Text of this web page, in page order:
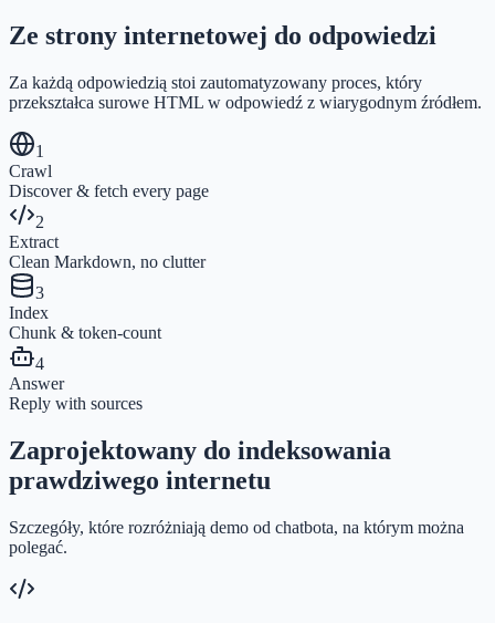
Ze strony internetowej do odpowiedzi
Za każdą odpowiedzią stoi zautomatyzowany proces, który
przekształca surowe HTML w odpowiedź z wiarygodnym źródłem.
1
Crawl
Discover & fetch every page
2
Extract
Clean Markdown, no clutter
3
Index
Chunk & token-count
4
Answer
Reply with sources
Zaprojektowany do indeksowania
prawdziwego internetu
Szczegóły, które rozróżniają demo od chatbota, na którym można
polegać.